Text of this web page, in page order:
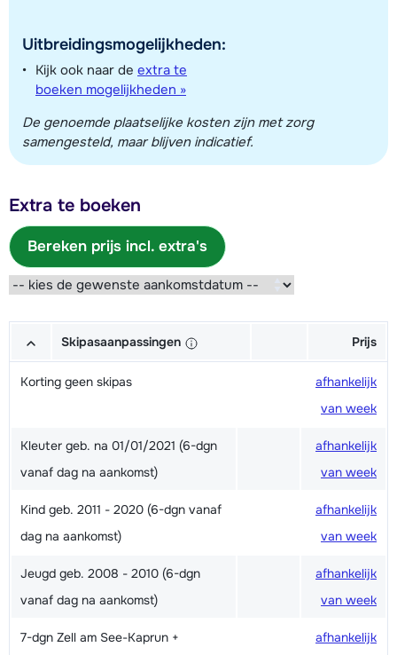
Uitbreidingsmogelijkheden:
Kijk ook naar de extra te
boeken mogelijkheden »
De genoemde plaatselijke kosten zijn met zorg
samengesteld, maar blijven indicatief.
Extra te boeken
Bereken prijs incl. extra's
Skipasaanpassingen Prijs
Korting geen skipas
afhankelijk
van week
Kleuter geb. na 01/01/2021 (6-dgn
vanaf dag na aankomst)
afhankelijk
van week
Kind geb. 2011 - 2020 (6-dgn vanaf
dag na aankomst)
afhankelijk
van week
Jeugd geb. 2008 - 2010 (6-dgn
vanaf dag na aankomst)
afhankelijk
van week
7-dgn Zell am See-Kaprun +
afhankelijk